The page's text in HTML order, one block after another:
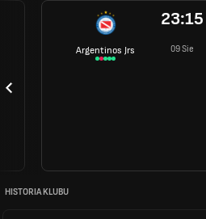
Argentinos Jrs
23:15
09 Sie
HISTORIA KLUBU